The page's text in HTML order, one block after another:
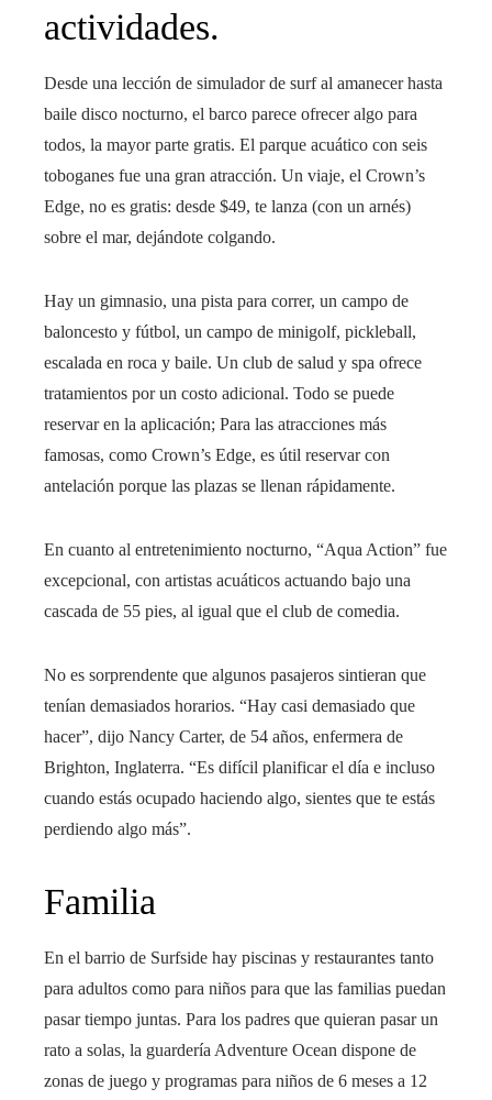
actividades.
Desde una lección de simulador de surf al amanecer hasta
baile disco nocturno, el barco parece ofrecer algo para
todos, la mayor parte gratis. El parque acuático con seis
toboganes fue una gran atracción. Un viaje, el Crown’s
Edge, no es gratis: desde $49, te lanza (con un arnés)
sobre el mar, dejándote colgando.
Hay un gimnasio, una pista para correr, un campo de
baloncesto y fútbol, ​​un campo de minigolf, pickleball,
escalada en roca y baile. Un club de salud y spa ofrece
tratamientos por un costo adicional. Todo se puede
reservar en la aplicación; Para las atracciones más
famosas, como Crown’s Edge, es útil reservar con
antelación porque las plazas se llenan rápidamente.
En cuanto al entretenimiento nocturno, “Aqua Action” fue
excepcional, con artistas acuáticos actuando bajo una
cascada de 55 pies, al igual que el club de comedia.
No es sorprendente que algunos pasajeros sintieran que
tenían demasiados horarios. “Hay casi demasiado que
hacer”, dijo Nancy Carter, de 54 años, enfermera de
Brighton, Inglaterra. “Es difícil planificar el día e incluso
cuando estás ocupado haciendo algo, sientes que te estás
perdiendo algo más”.
Familia
En el barrio de Surfside hay piscinas y restaurantes tanto
para adultos como para niños para que las familias puedan
pasar tiempo juntas. Para los padres que quieran pasar un
rato a solas, la guardería Adventure Ocean dispone de
zonas de juego y programas para niños de 6 meses a 12